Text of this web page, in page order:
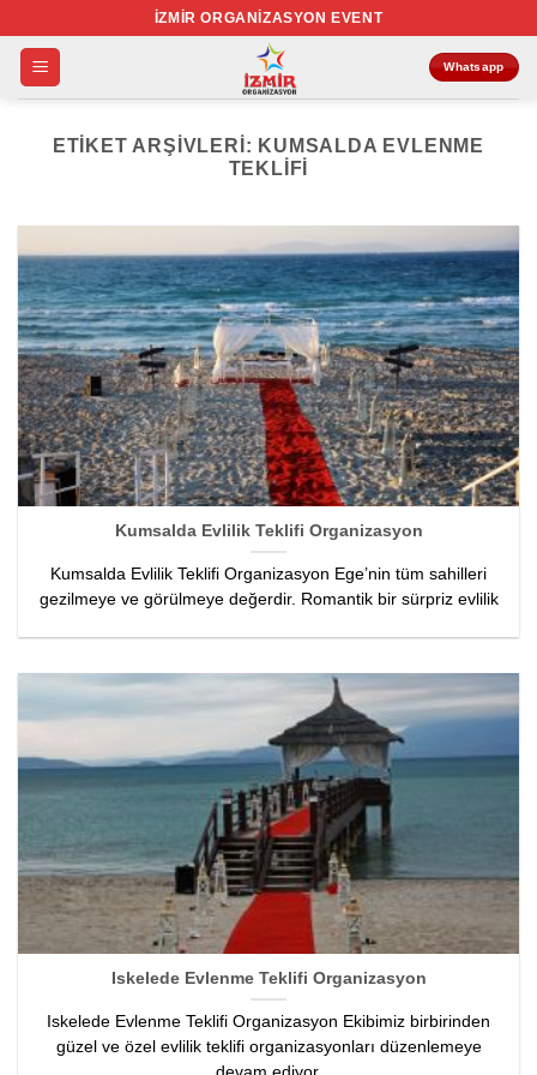
atla
İZMIR ORGANIZASYON EVENT
Whatsapp
ETIKET ARŞIVLERI: KUMSALDA EVLENME
TEKLIFI
Kumsalda Evlilik Teklifi Organizasyon
Kumsalda Evlilik Teklifi Organizasyon Ege’nin tüm sahilleri
gezilmeye ve görülmeye değerdir. Romantik bir sürpriz evlilik
Iskelede Evlenme Teklifi Organizasyon
Iskelede Evlenme Teklifi Organizasyon Ekibimiz birbirinden
güzel ve özel evlilik teklifi organizasyonları düzenlemeye